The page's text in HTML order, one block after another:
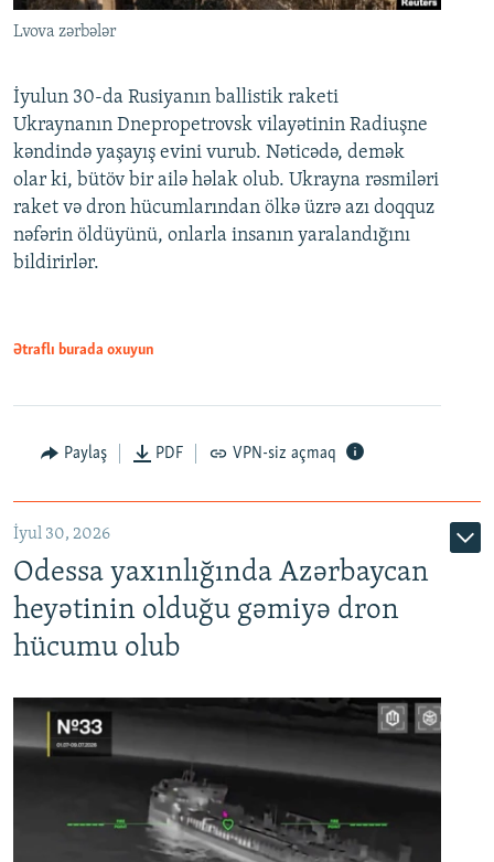
Lvova zərbələr
İyulun 30-da Rusiyanın ballistik raketi
Ukraynanın Dnepropetrovsk vilayətinin Radiuşne
kəndində yaşayış evini vurub. Nəticədə, demək
olar ki, bütöv bir ailə həlak olub. Ukrayna rəsmiləri
raket və dron hücumlarından ölkə üzrə azı doqquz
nəfərin öldüyünü, onlarla insanın yaralandığını
bildirirlər.
Ətraflı burada oxuyun
Paylaş PDF VPN-siz açmaq
İyul 30, 2026
Odessa yaxınlığında Azərbaycan
heyətinin olduğu gəmiyə dron
hücumu olub